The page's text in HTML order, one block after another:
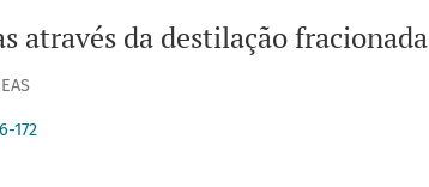
através da destilação fracionada
172